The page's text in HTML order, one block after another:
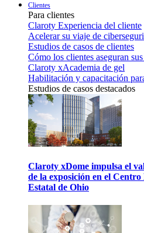
Clientes
Para clientes
Claroty Experiencia del cliente
Acelerar su viaje de
Estudios de casos de clientes
Cómo los clientes aseguran
Claroty xAcademia de gel
Habilitación y capacitación
Estudios de casos destacados
Claroty xDome impulsa el
de la exposición en el
Estatal de Ohio